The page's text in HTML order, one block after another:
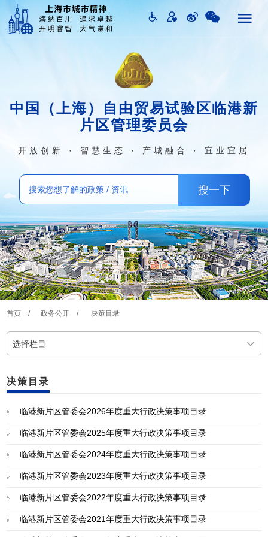
中国（上海）自由贸易试验区临港新
片区管理委员会
开放创新 · 智慧生态 · 产城融合 · 宜业宜居
首页 / 政务公开 / 决策目录
选择栏目
决策目录
临港新片区管委会2026年度重大行政决策事项目录
临港新片区管委会2025年度重大行政决策事项目录
临港新片区管委会2024年度重大行政决策事项目录
临港新片区管委会2023年度重大行政决策事项目录
临港新片区管委会2022年度重大行政决策事项目录
临港新片区管委会2021年度重大行政决策事项目录